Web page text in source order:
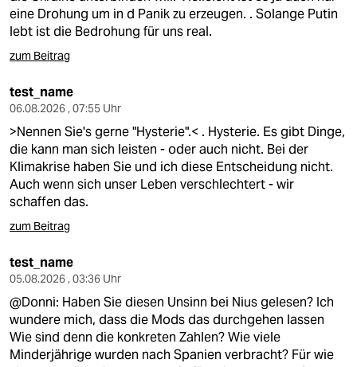
eine Drohung um in d Panik zu erzeugen. . Solange Putin
lebt ist die Bedrohung für uns real.
zum Beitrag
test_name
06.08.2026 , 07:55 Uhr
>Nennen Sie's gerne "Hysterie".< . Hysterie. Es gibt Dinge,
die kann man sich leisten - oder auch nicht. Bei der
Klimakrise haben Sie und ich diese Entscheidung nicht.
Auch wenn sich unser Leben verschlechtert - wir
schaffen das.
zum Beitrag
test_name
05.08.2026 , 03:36 Uhr
@Donni: Haben Sie diesen Unsinn bei Nius gelesen? Ich
wundere mich, dass die Mods das durchgehen lassen
Wie sind denn die konkreten Zahlen? Wie viele
Minderjährige wurden nach Spanien verbracht? Für wie